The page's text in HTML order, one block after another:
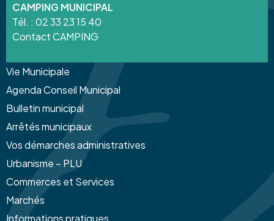
CAMPING MUNICIPAL
Tél. : 02 33 23 15 40
Contact CAMPING
Vie Municipale
Agenda Conseil Municipal
Bulletin municipal
Arrêtés municipaux
Vos démarches administratives
Urbanisme – PLU
Commerces et Services
Marchés
Informations pratiques